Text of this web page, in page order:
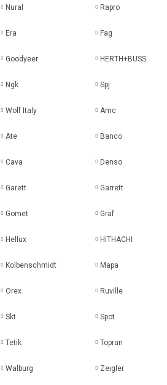
Nural Rapro
Era Fag
Goodyeer HERTH+BUSS
Ngk Spj
Wolf Italy Amc
Ate Banco
Cava Denso
Garett Garrett
Gomet Graf
Hellux HITHACHI
Kolbenschmidt Mapa
Orex Ruville
Skt Spot
Tetik Topran
Walburg Zeıgler